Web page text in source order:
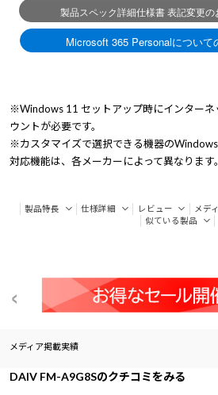
※Windows 11 セットアップ時にインター
ウントが必要です。
※カスタマイズで選択できる機器の
対応機能は、各メーカーによって異なります。
製品特長 仕様詳細 レビュー メデ
似ている製品
メディア掲載実績
DAIV FM-A9G8Sのクチコミをみる